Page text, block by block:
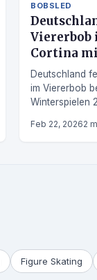
BOBSLED
Cortina
Deutschland
im Viererbob
Winterspielen
Friedrich
Feb 22, 20262
Figure Skating